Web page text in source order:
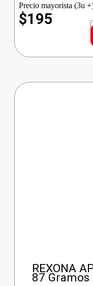
Precio mayorista (3u
$195
REXONA
87 Gramos